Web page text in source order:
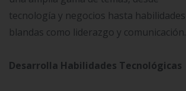
tecnología y negocios hasta habilidades
blandas como liderazgo y comunicación.
Desarrolla Habilidades Tecnológicas